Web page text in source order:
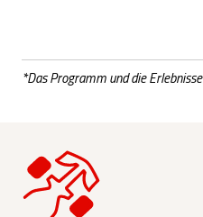
*Das Programm und die